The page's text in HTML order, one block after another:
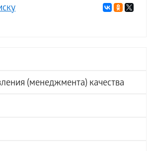
(менеджмента) качества